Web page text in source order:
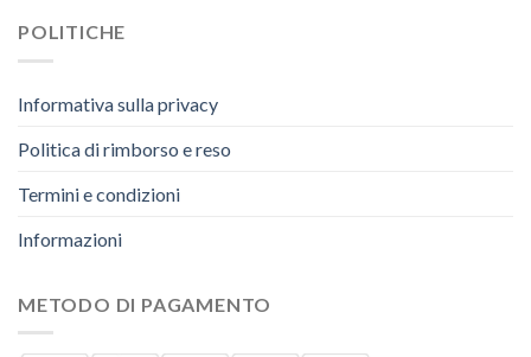
POLITICHE
Informativa sulla privacy
Politica di rimborso e reso
Termini e condizioni
Informazioni
METODO DI PAGAMENTO